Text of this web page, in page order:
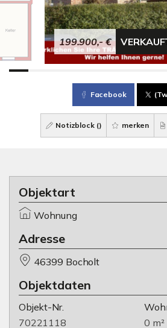
199.900,- €
Facebook
Notizblock () merken
Objektart
Wohnung
Adresse
46399 Bocholt
Objektdaten
Objekt-Nr.
70221118
0 m²